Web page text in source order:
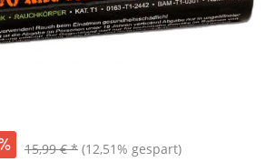
15,99 € * (12,51% gespart)